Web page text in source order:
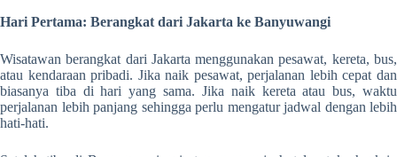
Hari Pertama: Berangkat dari Jakarta ke Banyuwangi
Wisatawan berangkat dari Jakarta menggunakan pesawat, kereta, bus,
atau kendaraan pribadi. Jika naik pesawat, perjalanan lebih cepat dan
biasanya tiba di hari yang sama. Jika naik kereta atau bus, waktu
perjalanan lebih panjang sehingga perlu mengatur jadwal dengan lebih
hati-hati.